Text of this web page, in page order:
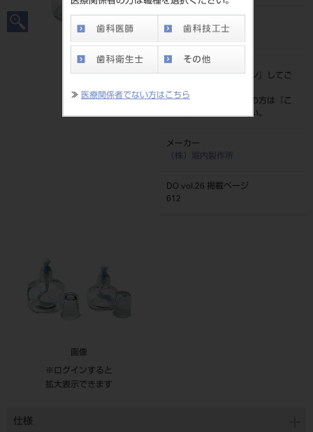
≫ 医療関係者でない方はこちら
4560241641203
標準価格
価格の確認は『ログイン
』してご
ネット会員登録がまだの方は『
こ
ちら』より登録ください。
メーカー
（株）堀内製作所
DO vol.26 掲載ページ
612
画像
※ログインすると
拡大表示できます
仕様